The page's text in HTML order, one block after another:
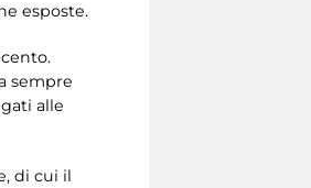
esposte.
sempre
alle
di cui il